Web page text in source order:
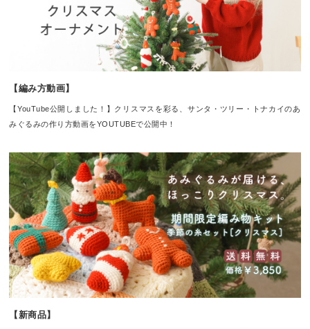
【編み方動画】
【YouTube公開しました！】クリスマスを彩る、サンタ・ツリー・トナカイのあ
みぐるみの作り方動画をYOUTUBEで公開中！
【新商品】